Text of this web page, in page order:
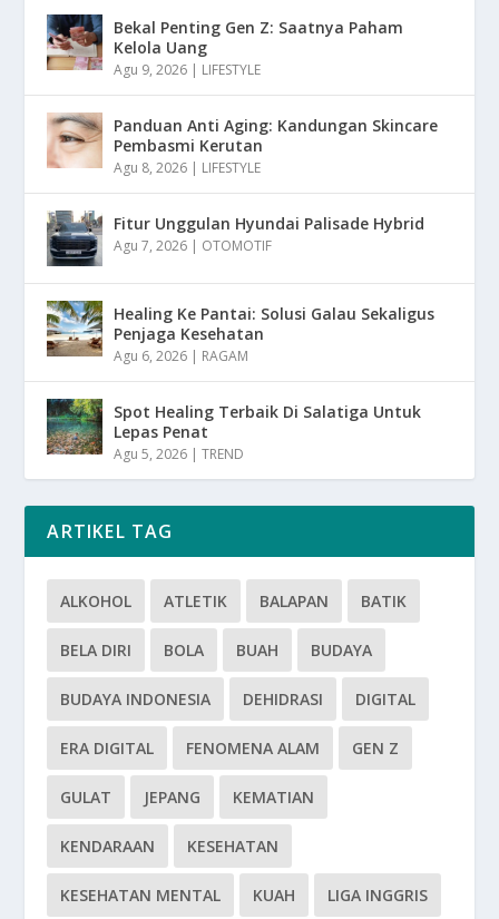
Bekal Penting Gen Z: Saatnya Paham
Kelola Uang
Agu 9, 2026 | LIFESTYLE
Panduan Anti Aging: Kandungan Skincare
Pembasmi Kerutan
Agu 8, 2026 | LIFESTYLE
Fitur Unggulan Hyundai Palisade Hybrid
Agu 7, 2026 | OTOMOTIF
Healing Ke Pantai: Solusi Galau Sekaligus
Penjaga Kesehatan
Agu 6, 2026 | RAGAM
Spot Healing Terbaik Di Salatiga Untuk
Lepas Penat
Agu 5, 2026 |TREND
ARTIKEL TAG
ALKOHOL ATLETIK BALAPAN BATIK
BELA DIRI BOLA BUAH BUDAYA
BUDAYA INDONESIA DEHIDRASI DIGITAL
ERA DIGITAL FENOMENA ALAM GEN Z
GULAT JEPANG KEMATIAN
KENDARAAN KESEHATAN
KESEHATAN MENTAL KUAH LIGA INGGRIS